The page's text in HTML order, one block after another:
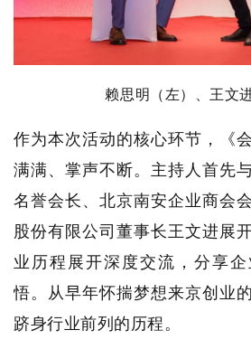
赖思明 （左） 王文
作为本次活动的核心环节，《
满满、掌声不断。主持人首先
名誉会长、北京南安企业商会
股份有限公司董事长王文进展
业历程展开深度交流，分享
悟。从早年怀揣梦想来京创业
跻身行业前列的历程。